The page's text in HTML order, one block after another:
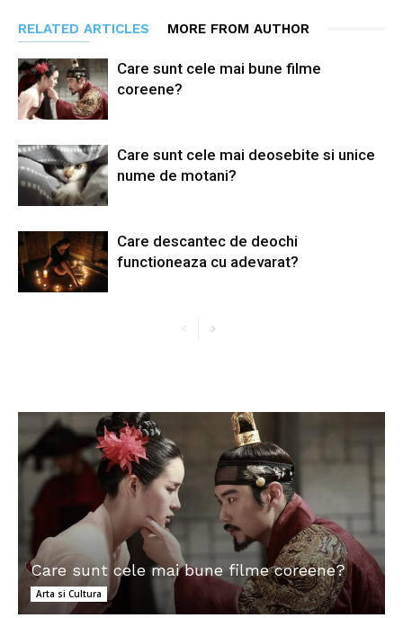
RELATED ARTICLES MORE FROM AUTHOR
Care sunt cele mai bune filme
coreene?
Care sunt cele mai deosebite si unice
nume de motani?
Care descantec de deochi
functioneaza cu adevarat?
Care sunt cele mai bune filme coreene?
Arta si Cultura